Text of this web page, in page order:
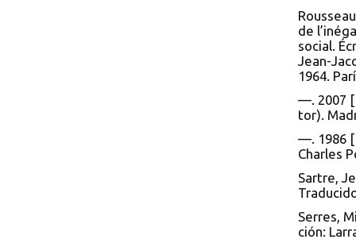
de
social.
Jean-
1964.
—. 2007
tor).
—. 1986
Charles
Sartre,
Serres,
ción: